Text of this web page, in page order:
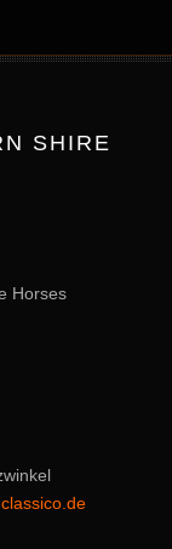
SHIRE
Horses